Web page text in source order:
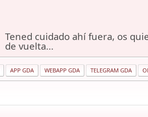
Tened cuidado ahí fuera, os
de vuelta...
APP GDA WEBAPP GDA TELEGRAM GDA